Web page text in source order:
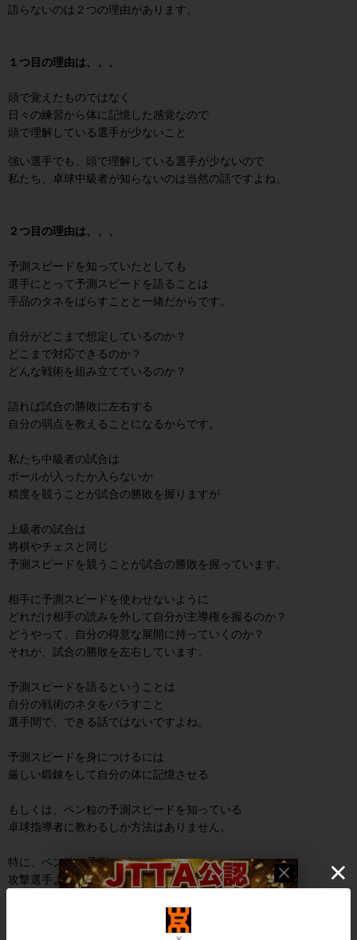
語らないのは２つの理由があります。
１つ目の理由は、、、
頭で覚えたものではなく
日々の練習から体に記憶した感覚なので
頭で理解している選手が少ないこと
強い選手でも、頭で理解している選手が少ないので
私たち、卓球中級者が知らないのは当然の話ですよね。
２つ目の理由は、、、
予測スピードを知っていたとしても
選手にとって予測スピードを語ることは
手品のタネをばらすことと一緒だからです。
自分がどこまで想定しているのか？
どこまで対応できるのか？
どんな戦術を組み立てているのか？
語れば試合の勝敗に左右する
自分の弱点を教えることになるからです。
私たち中級者の試合は
ボールが入ったか入らないか
精度を競うことが試合の勝敗を握りますが
上級者の試合は
将棋やチェスと同じ
予測スピードを競うことが試合の勝敗を握っています。
相手に予測スピードを使わせないように
どれだけ相手の読みを外して自分が主導権を握るのか？
どうやって、自分の得意な展開に持っていくのか？
それが、試合の勝敗を左右しています。
予測スピードを語るということは
自分の戦術のネタをバラすこと
選手間で、できる話ではないですよね。
予測スピードを身につけるには
厳しい鍛錬をして自分の体に記憶させる
もしくは、ペン粒の予測スピードを知っている
卓球指導者に教わるしか方法はありません。
特に、ペン粒の予測スピードは
攻撃選手よりシビアなので